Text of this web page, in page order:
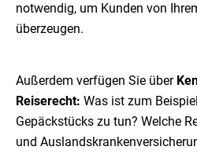
notwendig, um Kunden von
überzeugen.
Außerdem verfügen Sie über
Reiserecht: Was ist zum
Gepäckstücks zu tun? Welche
und